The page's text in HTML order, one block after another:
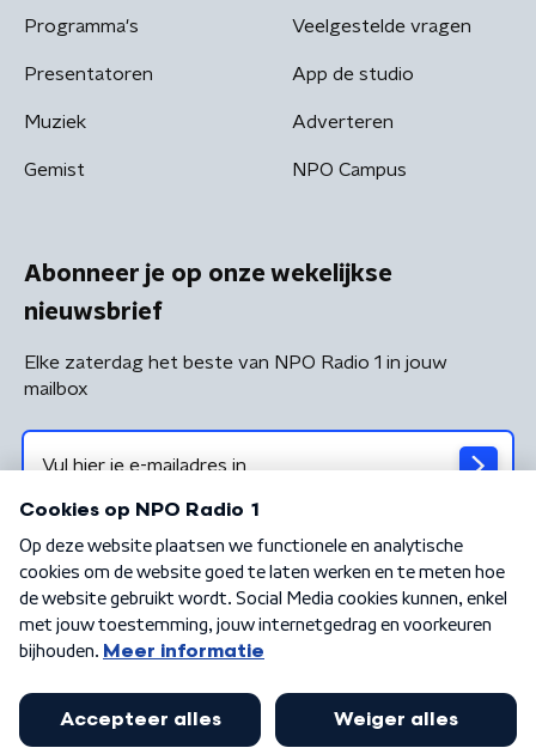
Programma's
Presentatoren
Muziek
Gemist
Veelgestelde vragen
App de studio
Adverteren
NPO Campus
Abonneer je op onze wekelijkse
nieuwsbrief
Elke zaterdag het beste van NPO Radio 1 in jouw
mailbox
Algemene voorwaarden